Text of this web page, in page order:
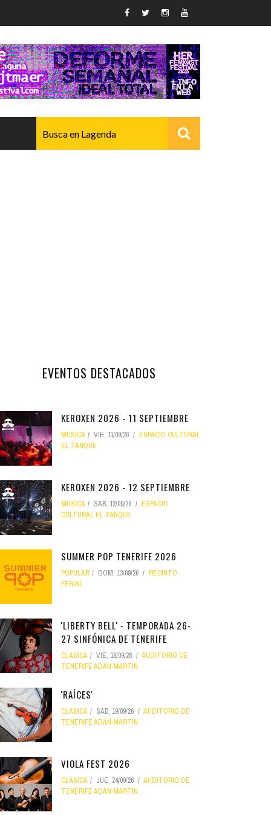
EVENTOS DESTACADOS
KEROXEN 2026 - 11 SEPTIEMBRE
MÚSICA VIE, 11/09/26
ESPACIO CULTURAL
EL TANQUE
KEROXEN 2026 - 12 SEPTIEMBRE
MÚSICA SÁB, 12/09/26
ESPACIO
CULTURAL EL TANQUE
SUMMER POP TENERIFE 2026
POPULAR DOM, 13/09/26
RECINTO
FERIAL
'LIBERTY BELL' - TEMPORADA 26-
27 SINFÓNICA DE TENERIFE
CLÁSICA VIE, 18/09/26
AUDITORIO DE
TENERIFE ADÁN MARTÍN
'RAÍCES'
CLÁSICA SÁB, 19/09/26
AUDITORIO DE
TENERIFE ADÁN MARTÍN
VIOLA FEST 2026
CLÁSICA JUE, 24/09/26
AUDITORIO DE
TENERIFE ADÁN MARTÍN